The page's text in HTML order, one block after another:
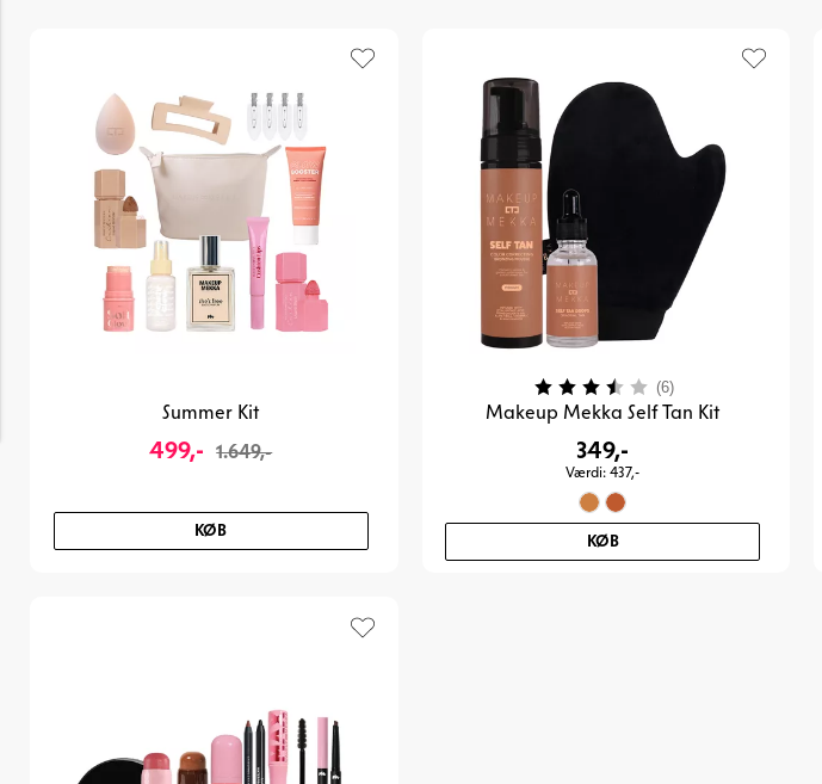
Summer Kit
499,- 1.649,-
KØB
Makeup Mekka Self Tan Kit
349,-
Værdi: 437,-
KØB
Vurdering: (6)3.8 ud af 5 stjerner